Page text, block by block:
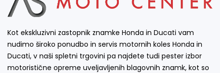
Kot ekskluzivni zastopnik znamke Honda in Ducati vam
nudimo široko ponudbo in servis motornih koles Honda in
Ducati, v naši spletni trgovini pa najdete tudi pester izbor
motoristične opreme uveljavljenih blagovnih znamk, kot so